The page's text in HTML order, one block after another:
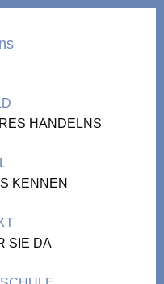
HANDELNS
KENNEN
SIE DA